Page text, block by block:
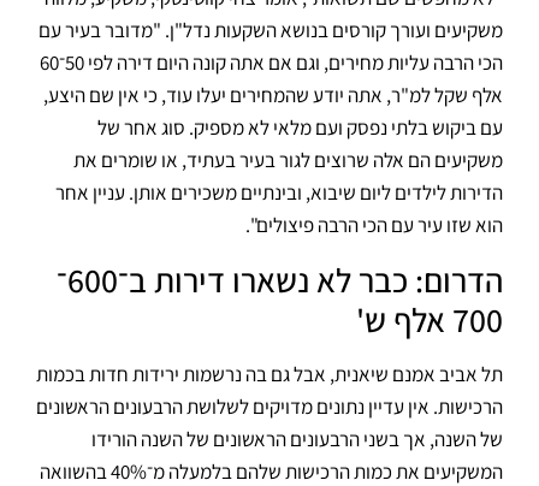
משקיעים ועורך קורסים בנושא השקעות נדל"ן. "מדובר בעיר עם
הכי הרבה עליות מחירים, וגם אם אתה קונה היום דירה לפי 50־60
אלף שקל למ"ר, אתה יודע שהמחירים יעלו עוד, כי אין שם היצע,
עם ביקוש בלתי נפסק ועם מלאי לא מספיק. סוג אחר של
משקיעים הם אלה שרוצים לגור בעיר בעתיד, או שומרים את
הדירות לילדים ליום שיבוא, ובינתיים משכירים אותן. עניין אחר
הוא שזו עיר עם הכי הרבה פיצולים".
הדרום: כבר לא נשארו דירות ב־600־
700 אלף ש'
תל אביב אמנם שיאנית, אבל גם בה נרשמות ירידות חדות בכמות
הרכישות. אין עדיין נתונים מדויקים לשלושת הרבעונים הראשונים
של השנה, אך בשני הרבעונים הראשונים של השנה הורידו
המשקיעים את כמות הרכישות שלהם בלמעלה מ־40% בהשוואה